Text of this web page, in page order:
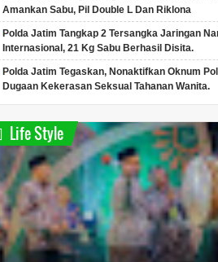
Amankan Sabu, Pil Double L Dan Riklona
Polda Jatim Tangkap 2 Tersangka Jaringan
Internasional, 21 Kg Sabu Berhasil Disita.
Polda Jatim Tegaskan, Nonaktifkan Oknum
Dugaan Kekerasan Seksual Tahanan Wanita.
Life Style